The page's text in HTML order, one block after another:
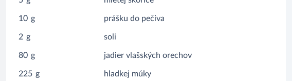
10 g prášku do pečiva
2 g soli
80 g jadier vlašských orechov
225 g hladkej múky